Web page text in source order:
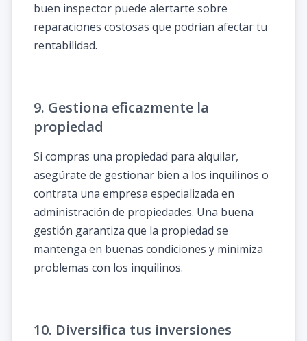
buen inspector puede alertarte sobre
reparaciones costosas que podrían afectar tu
rentabilidad.
9. Gestiona eficazmente la
propiedad
Si compras una propiedad para alquilar,
asegúrate de gestionar bien a los inquilinos o
contrata una empresa especializada en
administración de propiedades. Una buena
gestión garantiza que la propiedad se
mantenga en buenas condiciones y minimiza
problemas con los inquilinos.
10. Diversifica tus inversiones